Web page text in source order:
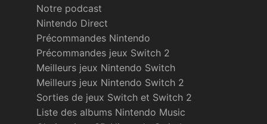
Notre podcast
Nintendo Direct
Précommandes Nintendo
Précommandes jeux Switch 2
Meilleurs jeux Nintendo Switch
Meilleurs jeux Nintendo Switch 2
Sorties de jeux Switch et Switch 2
Liste des albums Nintendo Music